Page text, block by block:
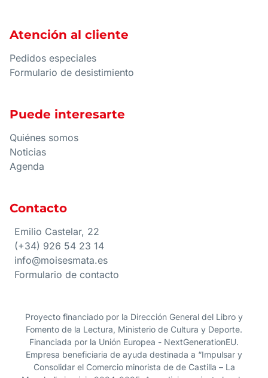
Atención al cliente
Pedidos especiales
Formulario de desistimiento
Puede interesarte
Quiénes somos
Noticias
Agenda
Contacto
Emilio Castelar, 22
(+34) 926 54 23 14
info@moisesmata.es
Formulario de contacto
Proyecto financiado por la Dirección General del Libro y
Fomento de la Lectura, Ministerio de Cultura y Deporte.
Financiada por la Unión Europea - NextGenerationEU.
Empresa beneficiaria de ayuda destinada a “Impulsar y
Consolidar el Comercio minorista de de Castilla – La